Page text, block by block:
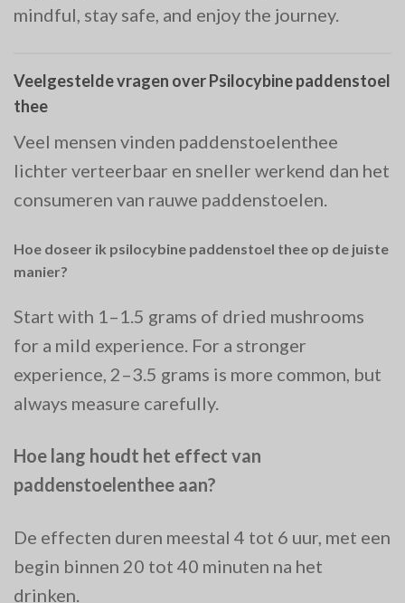
mindful, stay safe, and enjoy the journey.
Veelgestelde vragen over Psilocybine paddenstoel
thee
Veel mensen vinden paddenstoelenthee
lichter verteerbaar en sneller werkend dan het
consumeren van rauwe paddenstoelen.
Hoe doseer ik psilocybine paddenstoel thee op de juiste
manier?
Start with 1–1.5 grams of dried mushrooms
for a mild experience. For a stronger
experience, 2–3.5 grams is more common, but
always measure carefully.
Hoe lang houdt het effect van
paddenstoelenthee aan?
De effecten duren meestal 4 tot 6 uur, met een
begin binnen 20 tot 40 minuten na het
drinken.